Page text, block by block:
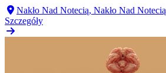
Nakło Nad Notecią, Nakło Nad Notecią
Szczegóły